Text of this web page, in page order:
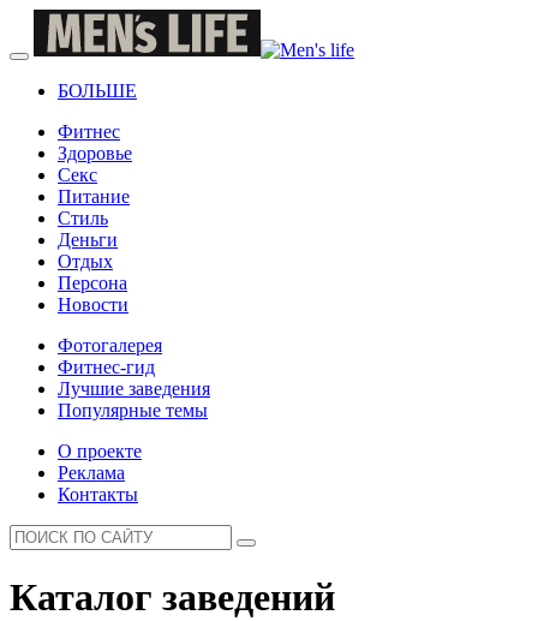
БОЛЬШЕ
Фитнес
Здоровье
Секс
Питание
Стиль
Деньги
Отдых
Персона
Новости
Фотогалерея
Фитнес-гид
Лучшие заведения
Популярные темы
О проекте
Реклама
Контакты
Каталог заведений